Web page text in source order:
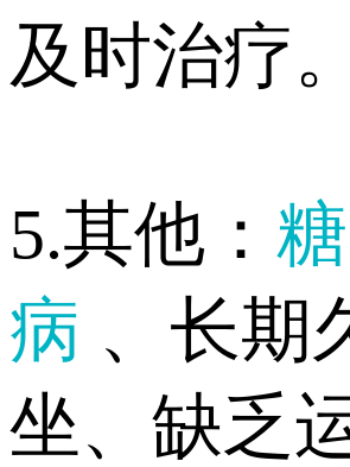
及时治疗。
5.其他：
病 、长期
坐、缺乏